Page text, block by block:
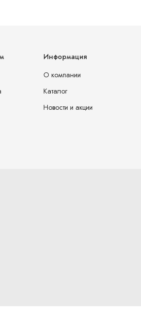
Информация
О компании
Каталог
Новости и акции